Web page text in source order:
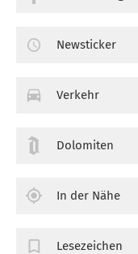
Newsticker
Verkehr
Dolomiten
In der Nähe
Lesezeichen